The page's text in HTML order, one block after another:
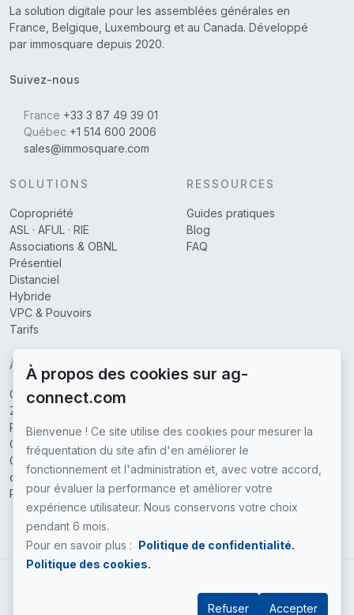
La solution digitale pour les assemblées générales en
France, Belgique, Luxembourg et au Canada. Développé
par immosquare depuis 2020.
Suivez-nous
France +33 3 87 49 39 01
Québec +1 514 600 2006
sales@immosquare.com
SOLUTIONS
Copropriété
ASL · AFUL · RIE
Associations & OBNL
Présentiel
Distanciel
Hybride
VPC & Pouvoirs
Tarifs
RESSOURCES
Guides pratiques
Blog
FAQ
À PROPOS
Qui sommes-nous
Zones couvertes
Partenaires
Contactez-nous
Conditions générales
d'utilisation
Politique de confidentialité
À propos des cookies sur ag-
connect.com
Bienvenue ! Ce site utilise des cookies pour mesurer la
fréquentation du site afin d'en améliorer le
fonctionnement et l'administration et, avec votre accord,
pour évaluer la performance et améliorer votre
expérience utilisateur. Nous conservons votre choix
pendant 6 mois.
Pour en savoir plus : Politique de confidentialité.
Politique des cookies.
Refuser Accepter